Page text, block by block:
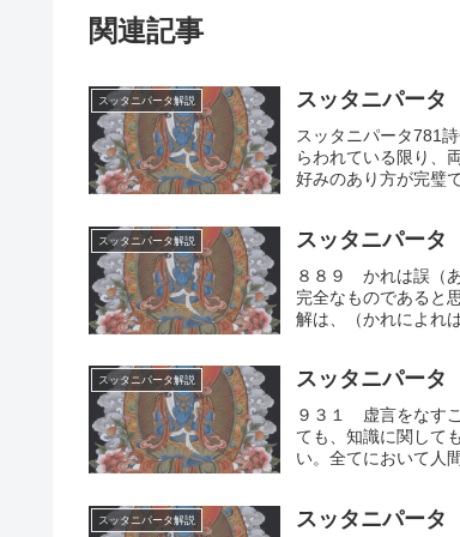
関連記事
スッタニパータ解説 スッタニパー
スッタニパータ781
らわれている限り、
好みのあり方が完璧
スッタニパータ解説 スッタニパー
８８９ かれは誤（
完全なものであると
解は、（かれによれ
スッタニパータ解説 スッタニパー
９３１ 虚言をなす
ても、知識に関して
い。全てにおいて人
スッタニパータ解説 スッタニパー